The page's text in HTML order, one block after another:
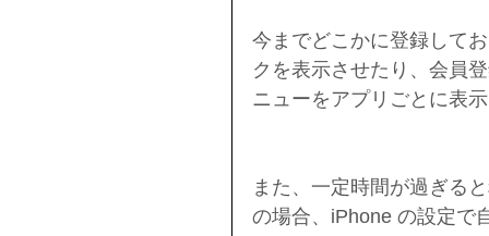
今までどこかに登録して
クを表示させたり、会員
ニューをアプリごとに表示
また、一定時間が過ぎる
の場合、iPhone の設定で